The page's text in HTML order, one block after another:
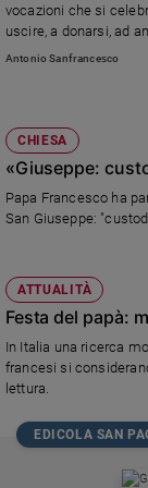
vocazioni che si
uscire, a donarsi, ad
abbandonandosi
Antonio Sanfrancesco
CHIESA
«Giuseppe:
Papa Francesco ha
San Giuseppe:
ATTUALITÀ
Festa del papà:
In Italia una ricerca
francesi si
lettura.
EDICOLA SAN